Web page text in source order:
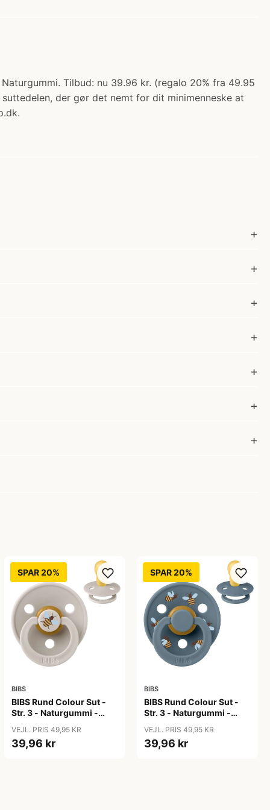
Tilbud: nu 39.96 kr. (regalo 20% fra 49.95
der gør det nemt for dit minimenneske at
SPAR 20%
BIBS
BIBS Rund Colour Sut -
Str. 3 - Naturgummi -
Mushroom
VEJL. PRIS 49,95 KR
39,96 kr
SPAR 20%
BIBS
BIBS Rund Colour Sut -
Str. 3 - Naturgummi -
Petrol
VEJL. PRIS 49,95 KR
39,96 kr